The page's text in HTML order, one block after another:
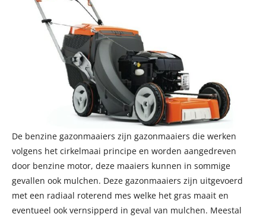
De benzine gazonmaaiers zijn gazonmaaiers die werken
volgens het cirkelmaai principe en worden aangedreven
door benzine motor, deze maaiers kunnen in sommige
gevallen ook mulchen. Deze gazonmaaiers zijn uitgevoerd
met een radiaal roterend mes welke het gras maait en
eventueel ook vernsipperd in geval van mulchen. Meestal